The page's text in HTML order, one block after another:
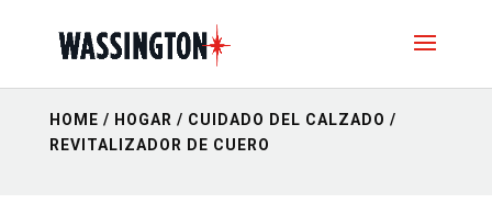
HOME / HOGAR / CUIDADO DEL CALZADO /
REVITALIZADOR DE CUERO